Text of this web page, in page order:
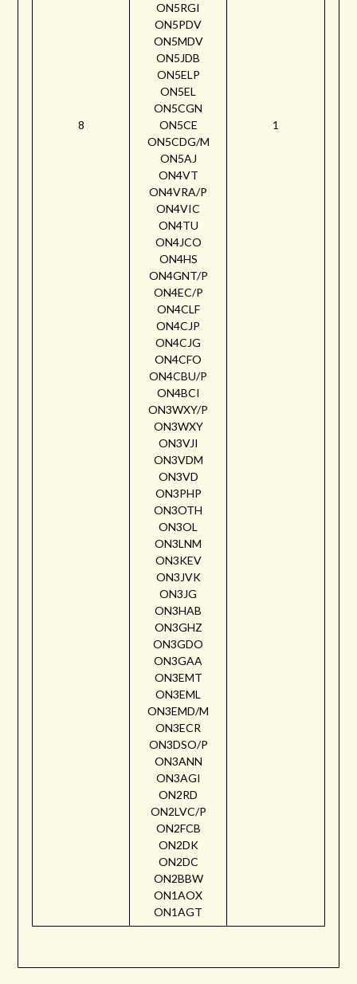
8
ON5RGI
ON5PDV
ON5MDV
ON5JDB
ON5ELP
ON5EL
ON5CGN
ON5CE
ON5CDG/M
ON5AJ
ON4VT
ON4VRA/P
ON4VIC
ON4TU
ON4JCO
ON4HS
ON4GNT/P
ON4EC/P
ON4CLF
ON4CJP
ON4CJG
ON4CFO
ON4CBU/P
ON4BCI
ON3WXY/P
ON3WXY
ON3VJI
ON3VDM
ON3VD
ON3PHP
ON3OTH
ON3OL
ON3LNM
ON3KEV
ON3JVK
ON3JG
ON3HAB
ON3GHZ
ON3GDO
ON3GAA
ON3EMT
ON3EML
ON3EMD/M
ON3ECR
ON3DSO/P
ON3ANN
ON3AGI
ON2RD
ON2LVC/P
ON2FCB
ON2DK
ON2DC
ON2BBW
ON1AOX
ON1AGT
1